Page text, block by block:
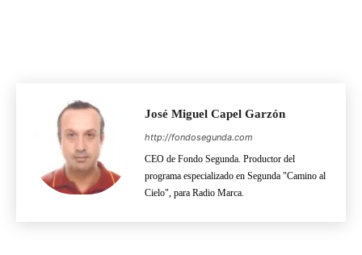
José Miguel Capel Garzón
http://fondosegunda.com
CEO de Fondo Segunda. Productor del
programa especializado en Segunda "Camino al
Cielo", para Radio Marca.